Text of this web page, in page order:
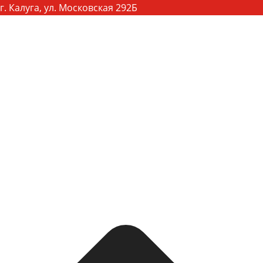
г. Калуга, ул. Московская 292Б